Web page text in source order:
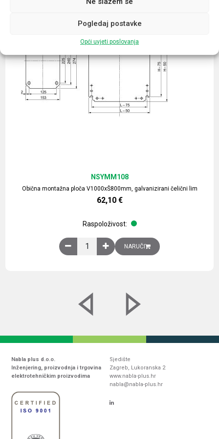
Pogledaj postavke
Opći uvjeti poslovanja
Obična montažna ploča V1000xŠ800mm, galvanizirani čelični lim
NSYMM108
62,10 €
Raspoloživost:
Obična montažna ploča V1000xŠ800mm,
NARUČI
Nabla plus d.o.o.
Inženjering, proizvodnja i trgovina
elektrotehničkim proizvodima
Sjedište
Zagreb, Lukoranska 2
www.nabla-plus.hr
nabla@nabla-plus.hr